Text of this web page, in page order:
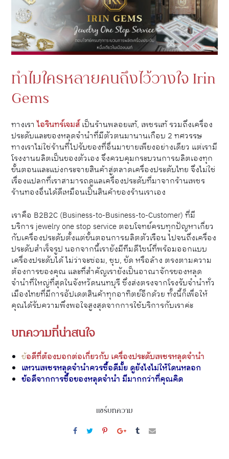
ทำไมใครหลายคนถึงไว้วางใจ Irin
Gems
ทางเราไอรินทร์เจมส์เป็นร้านพลอยแท้, เพชรแท้ รวมถึงเครื่อง
ประดับและของหลุดจำนำที่มีตัวตนมานานเกือบ 2 ทศวรรษ
ทางเราไม่ใช่ร้านที่ไปรับของที่อื่นมาขายเพียงอย่างเดียว แต่เรามี
โรงงานผลิตเป็นของตัวเอง จึงควบคุมกระบวนการผลิตเองทุก
ขั้นตอนและแบ่งกระจายสินค้าสู่ตลาดเครื่องประดับไทย จึงไม่ใช่
เรื่องแปลกที่เราสามารถดูแลเครื่องประดับที่มาจากร้านเพชร
ร้านทองอื่นได้ดีเหมือนเป็นสินค้าของร้านเราเอง
เราคือ B2B2C (Business-to-Business-to-Customer) ที่มี
บริการ jewelry one stop service ตอบโจทย์ครบทุกปัญหาเกี่ยว
กับเครื่องประดับตั้งแต่ขั้นตอนการผลิตตัวเรือน ไปจนถึงเครื่อง
ประดับสำเร็จรูป นอกจากนี้เรายังมีทีมดีไซน์ที่พร้อมออกแบบ
เครื่องประดับได้ ไม่ว่าจะซ่อม, ชุบ, ขัด หรือล้าง ตรงตามความ
ต้องการของคุณ และที่สำคัญเรายังเป็นอาณาจักรของหลุด
จำนำที่ใหญ่ที่สุดในจังหวัดนนทบุรี ซึ่งส่งตรงจากโรงรับจำนำทั่ว
เมืองไทยที่มีการอัปเดตสินค้าทุกอาทิตย์อีกด้วย ทั้งนี้ก็เพื่อให้
คุณได้รับความพึงพอใจสูงสุดจากการใช้บริการกับเราค่ะ
บทความที่น่าสนใจ
ข้อดีที่ต้องบอกต่อเกี่ยวกับ เครื่องประดับเพชรหลุดจำนำ
แหวนเพชรหลุดจำนำควรซื้อดีมั้ย ดูยังไงไม่ให้โดนหลอก
ข้อดีจากการซื้อของหลุดจำนำ มีมากกว่าที่คุณคิด
แชร์บทความ